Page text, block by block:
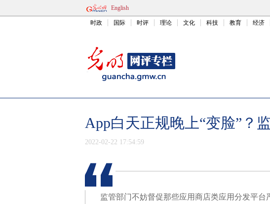
English
时政 国际 时评 理论 文化 科技 教育 经济
App白天正规晚上“变脸”？
2022-02-22 17:54:59
监管部门不妨督促那些应用商店类应用分发平台